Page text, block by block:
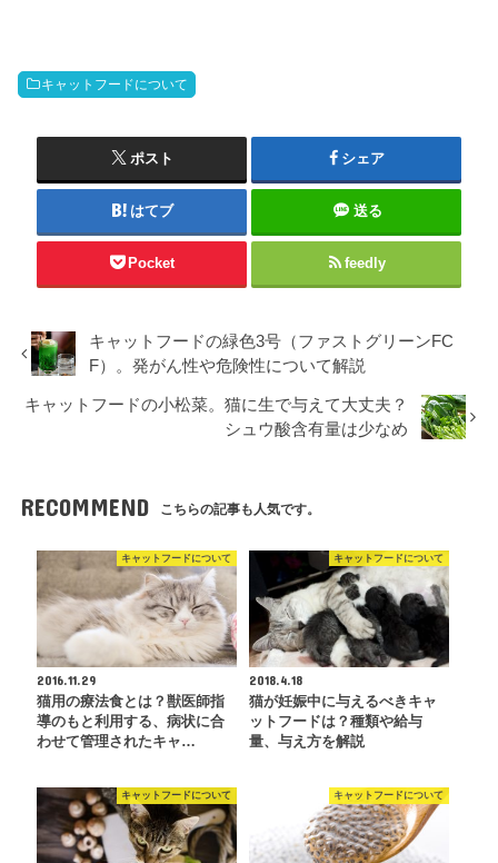
キャットフードについて
ポスト シェア
はてブ 送る
Pocket feedly
キャットフードの緑色3号（ファストグリーンFC
F）。発がん性や危険性について解説
キャットフードの小松菜。猫に生で与えて大丈夫？
シュウ酸含有量は少なめ
RECOMMEND こちらの記事も人気です。
キャットフードについて
2016.11.29
猫用の療法食とは？獣医師指
導のもと利用する、病状に合
わせて管理されたキャ…
キャットフードについて
2018.4.18
猫が妊娠中に与えるべきキャ
ットフードは？種類や給与
量、与え方を解説
キャットフードについて キャットフードについて